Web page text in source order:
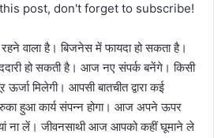
post, don't forget to subscribe!
वाला है। बिजनेस में फायदा हो सकता है।
हो सकती है। आज नए संपर्क बनेंगे। किसी
मिलेगी। आपसी बातचीत द्वारा कई
रुका हुआ कार्य संपन्न होगा। आज अपने ऊपर
ना लें। जीवनसाथी आज आपको कहीं घूमाने ले